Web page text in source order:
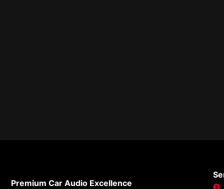
Premium Car Audio Excellence